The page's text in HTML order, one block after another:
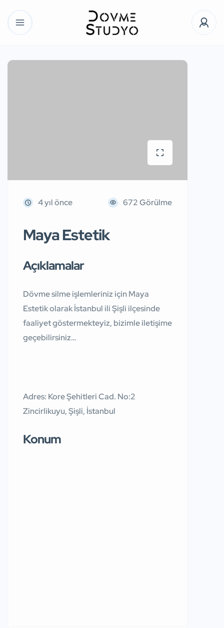
4 yıl önce 672 Görülme
Maya Estetik
Açıklamalar
Dövme silme işlemleriniz için Maya
Estetik olarak İstanbul ili Şişli ilçesinde
faaliyet göstermekteyiz, bizimle iletişime
geçebilirsiniz…
Adres: Kore Şehitleri Cad. No:2
Zincirlikuyu, Şişli, İstanbul
Konum